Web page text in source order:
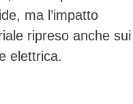
ma l’impatto
ripreso anche sui
elettrica.